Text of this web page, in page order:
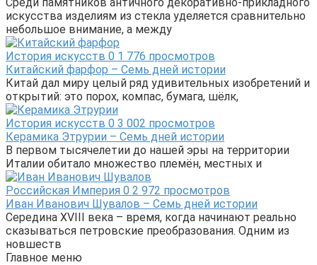
искусства изделиям из стекла уделяется сравнительно
небольшое внимание, а между
История искусств 0 1 776 просмотров
Китайский фарфор – Семь дней истории
Китай дал миру целый ряд удивительных изобретений и
открытий: это порох, компас, бумага, шёлк,
История искусств 0 3 002 просмотров
Керамика Этрурии – Семь дней истории
В первом тысячелетии до нашей эры на территории
Италии обитало множество племён, местных и
Российская Империя 0 2 972 просмотров
Иван Иванович Шувалов – Семь дней истории
Середина XVIII века – время, когда начинают реально
сказываться петровские преобразования. Одним из
новшеств
Главное меню